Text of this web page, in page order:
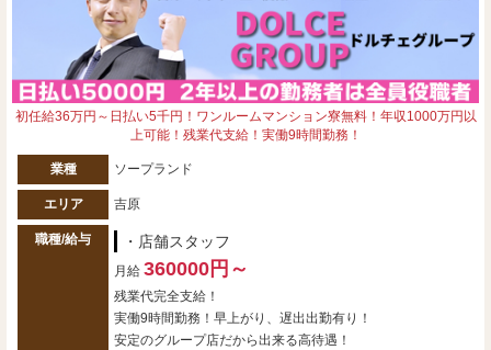
初任給36万円～日払い5千円！ワンルームマンション寮無料！年収1000万円以
上可能！残業代支給！実働9時間勤務！
業種 ソープランド
エリア 吉原
職種/給与 ・店舗スタッフ
月給 360000円～
残業代完全支給！
実働9時間勤務！早上がり、遅出出勤有り！
安定のグループ店だから出来る高待遇！